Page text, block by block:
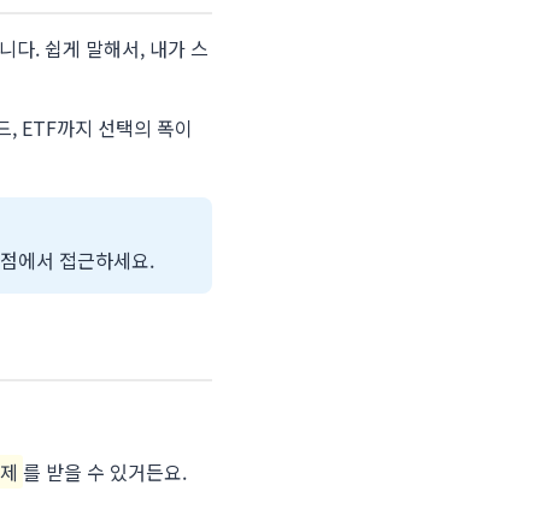
다. 쉽게 말해서, 내가 스
, ETF까지 선택의 폭이
에서 접근하세요.
를 받을 수 있거든요.